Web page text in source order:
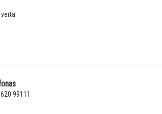
99111